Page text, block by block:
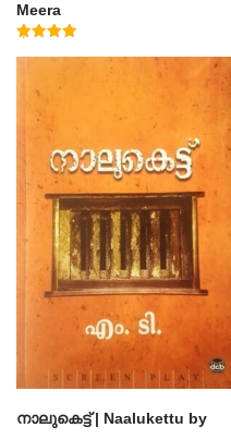
Meera
നാലുകെട്ട് | Naalukettu by